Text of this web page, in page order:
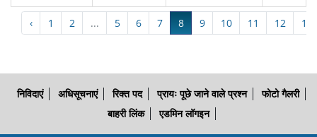
‹ 1 2 ... 5 6 7 8 9 10 11 12 13
निविदाएं अधिसूचनाएं रिक्त पद प्रायः पूछे जाने वाले प्रश्न
फोटो गैलरी
बाहरी लिंक
एडमिन लॉगइन